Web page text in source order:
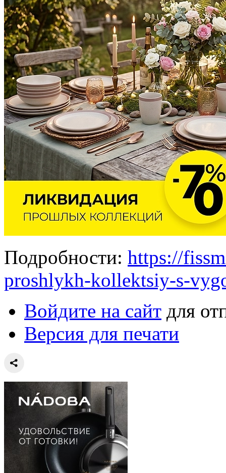
Подробности: https://
proshlykh-kollektsiy-s-
Войдите на сайт для
Версия для печати